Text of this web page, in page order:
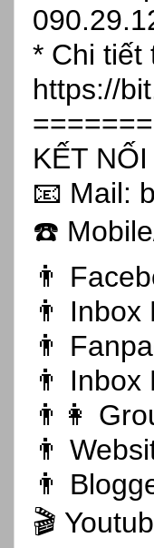
* Chi tiết
https://
KẾT
📧 Mail:
☎️
👨
👨 Inbox
👨
👨 Inbox
👨👩
👨
👨
🎬